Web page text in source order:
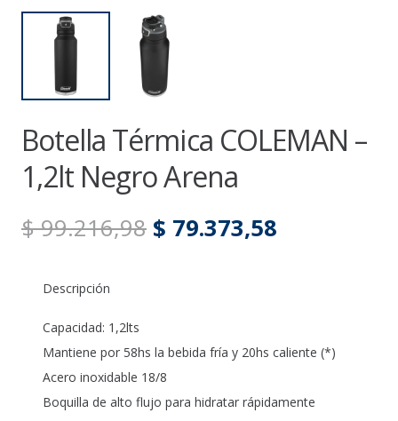
Botella Térmica COLEMAN –
1,2lt Negro Arena
$99.216,98 El
$ 79.373,58
Descripción
Capacidad: 1,2lts
Mantiene por 58hs la bebida fría y 20hs caliente (*)
Acero inoxidable 18/8
Boquilla de alto flujo para hidratar rápidamente